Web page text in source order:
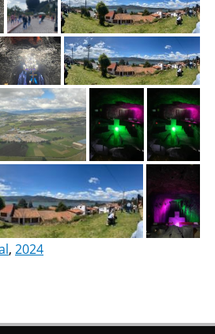
, 2024